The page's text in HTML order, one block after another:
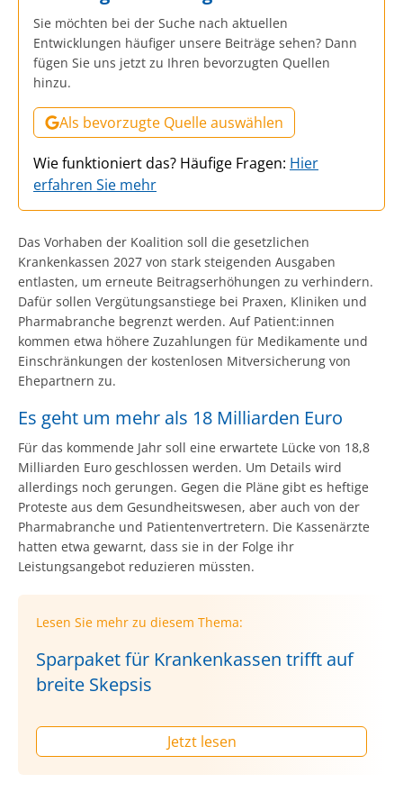
Sie möchten bei der Suche nach aktuellen
Entwicklungen häufiger unsere Beiträge sehen? Dann
fügen Sie uns jetzt zu Ihren bevorzugten Quellen
hinzu.
Als bevorzugte Quelle auswählen
Wie funktioniert das? Häufige Fragen: Hier
erfahren Sie mehr
Das Vorhaben der Koalition soll die gesetzlichen
Krankenkassen 2027 von stark steigenden Ausgaben
entlasten, um erneute Beitragserhöhungen zu verhindern.
Dafür sollen Vergütungsanstiege bei Praxen, Kliniken und
Pharmabranche begrenzt werden. Auf Patient:innen
kommen etwa höhere Zuzahlungen für Medikamente und
Einschränkungen der kostenlosen Mitversicherung von
Ehepartnern zu.
Es geht um mehr als 18 Milliarden Euro
Für das kommende Jahr soll eine erwartete Lücke von 18,8
Milliarden Euro geschlossen werden. Um Details wird
allerdings noch gerungen. Gegen die Pläne gibt es heftige
Proteste aus dem Gesundheitswesen, aber auch von der
Pharmabranche und Patientenvertretern. Die Kassenärzte
hatten etwa gewarnt, dass sie in der Folge ihr
Leistungsangebot reduzieren müssten.
Lesen Sie mehr zu diesem Thema:
Sparpaket für Krankenkassen trifft auf
breite Skepsis
Jetzt lesen